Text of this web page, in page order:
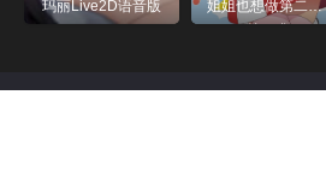
玛丽Live2D语音版
姐姐也想做第二季